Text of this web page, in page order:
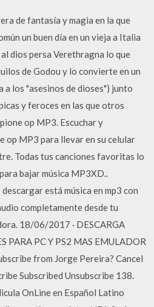
de fantasía y magia en la que
un buen día en un vieja a Italia
dios persa Verethragna lo que
de Godou y lo convierte en un
a los "asesinos de dioses") junto
y feroces en las que otros
op MP3. Escuchar y
op MP3 para llevar en su celular
Todas tus canciones favoritas lo
bajar música MP3XD..
está música en mp3 con
completamente desde tu
18/06/2017 · DESCARGA
PARA PC Y PS2 MAS EMULADOR
from Jorge Pereira? Cancel
Subscribed Unsubscribe 138.
OnLine en Español Latino